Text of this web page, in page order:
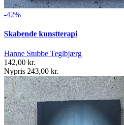
-42%
Skabende kunstterapi
Hanne Stubbe Teglbjærg
142,00 kr.
Nypris 243,00 kr.